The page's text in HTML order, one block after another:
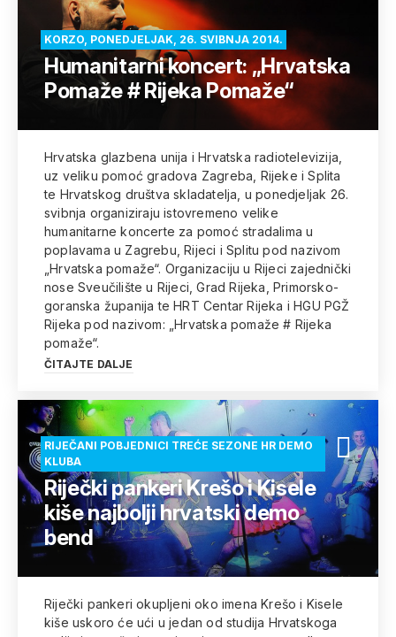
KORZO, PONEDJELJAK, 26. SVIBNJA 2014.
Humanitarni koncert: „Hrvatska
Pomaže # Rijeka Pomaže“
Hrvatska glazbena unija i Hrvatska radiotelevizija,
uz veliku pomoć gradova Zagreba, Rijeke i Splita
te Hrvatskog društva skladatelja, u ponedjeljak 26.
svibnja organiziraju istovremeno velike
humanitarne koncerte za pomoć stradalima u
poplavama u Zagrebu, Rijeci i Splitu pod nazivom
„Hrvatska pomaže“. Organizaciju u Rijeci zajednički
nose Sveučilište u Rijeci, Grad Rijeka, Primorsko-
goranska županija te HRT Centar Rijeka i HGU PGŽ
Rijeka pod nazivom: „Hrvatska pomaže # Rijeka
pomaže“.
ČITAJTE DALJE
RIJEČANI POBJEDNICI TREĆE SEZONE HR DEMO
KLUBA
Riječki pankeri Krešo i Kisele
kiše najbolji hrvatski demo
bend
Riječki pankeri okupljeni oko imena Krešo i Kisele
kiše uskoro će ući u jedan od studija Hrvatskoga